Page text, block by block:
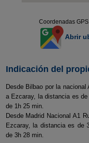
Coordenadas
Abrir
Indicación del
Desde Bilbao por la
a Ezcaray, la distancia es
de 1h 25 min.
Desde Madrid Nacional A1
Ezcaray, la distancia es de
de 3h 28 min.